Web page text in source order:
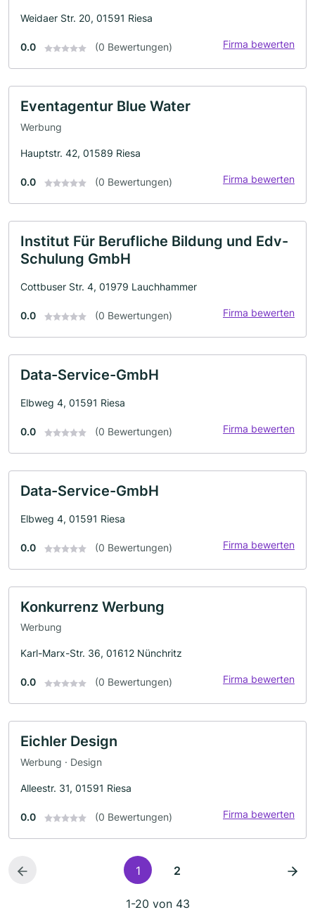
Weidaer Str. 20, 01591 Riesa
0.0 (0 Bewertungen) Firma bewerten
Eventagentur Blue Water
Werbung
Hauptstr. 42, 01589 Riesa
0.0 (0 Bewertungen) Firma bewerten
Institut Für Berufliche Bildung und Edv-
Schulung GmbH
Cottbuser Str. 4, 01979 Lauchhammer
0.0 (0 Bewertungen) Firma bewerten
Data-Service-GmbH
Elbweg 4, 01591 Riesa
0.0 (0 Bewertungen) Firma bewerten
Data-Service-GmbH
Elbweg 4, 01591 Riesa
0.0 (0 Bewertungen) Firma bewerten
Konkurrenz Werbung
Werbung
Karl-Marx-Str. 36, 01612 Nünchritz
0.0 (0 Bewertungen) Firma bewerten
Eichler Design
Werbung · Design
Alleestr. 31, 01591 Riesa
0.0 (0 Bewertungen) Firma bewerten
1 2
1-20 von 43